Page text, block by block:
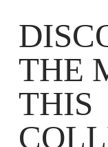
THE
THIS